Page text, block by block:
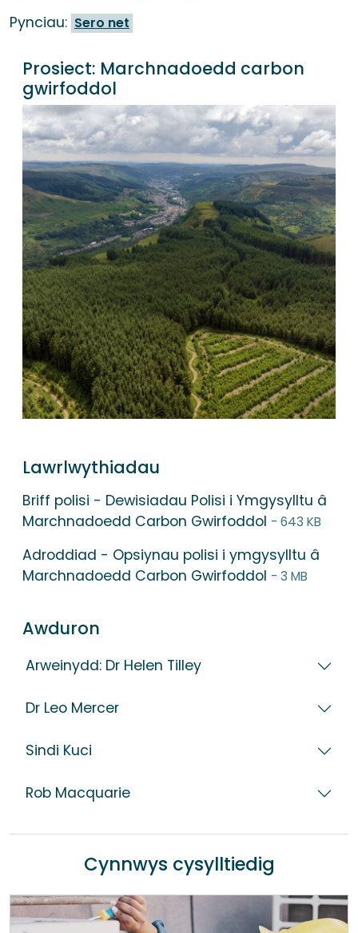
Pynciau: Sero net
Prosiect: Marchnadoedd carbon
gwirfoddol
Lawrlwythiadau
Briff polisi - Dewisiadau Polisi i Ymgysylltu â
Marchnadoedd Carbon Gwirfoddol - 643 KB
Adroddiad - Opsiynau polisi i ymgysylltu â
Marchnadoedd Carbon Gwirfoddol - 3 MB
Awduron
Arweinydd: Dr Helen Tilley
Dr Leo Mercer
Sindi Kuci
Rob Macquarie
Cynnwys cysylltiedig